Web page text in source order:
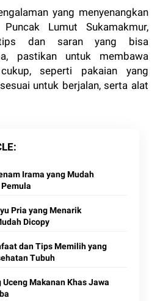
yang menyenangkan
Lumut Sukamakmur,
dan saran yang bisa
pastikan untuk membawa
seperti pakaian yang
untuk berjalan, serta alat
Irama yang Mudah
Pria yang Menarik
Dicopy
dan Tips Memilih yang
Tubuh
Makanan Khas Jawa